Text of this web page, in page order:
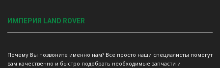
ИМПЕРИЯ LAND ROVER
Почему Вы позвоните именно нам? Все просто наши специалисты помогут
вам качественно и быстро подобрать необходимые запчасти и